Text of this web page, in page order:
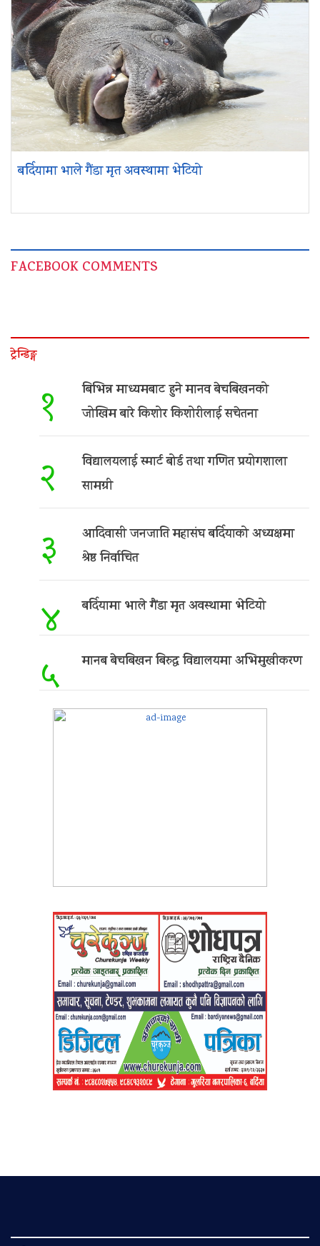
बर्दियामा भाले गैंडा मृत अवस्थामा भेटियो
FACEBOOK COMMENTS
ट्रेन्डिङ्ग
१ बिभिन्न माध्यमबाट हुने मानव बेचबिखनको
जोखिम बारे किशोर किशोरीलाई सचेतना
२ विद्यालयलाई स्मार्ट बोर्ड तथा गणित प्रयोगशाला
सामग्री
३ आदिवासी जनजाति महासंघ बर्दियाको अध्यक्षमा
श्रेष्ठ निर्वाचित
४ बर्दियामा भाले गैंडा मृत अवस्थामा भेटियो
५ मानब बेचबिखन बिरुद्ध विद्यालयमा अभिमुखीकरण